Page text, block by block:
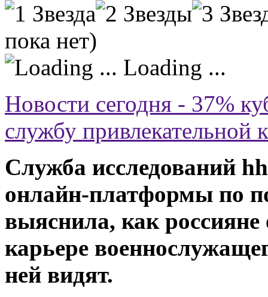
пока нет)
Loading ...
Новости сегодня - 37%
службу привлекательной
Служба исследований
онлайн-платформы по
выяснила, как
карьере
ней видят.